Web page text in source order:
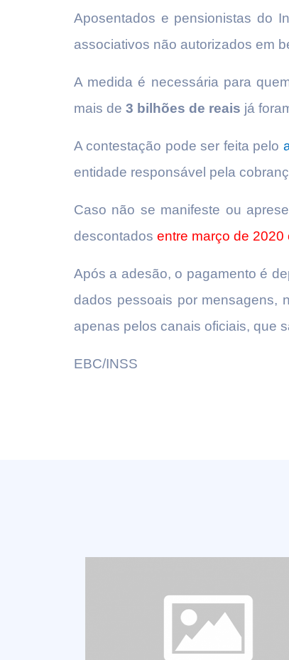
Aposentados e pensionistas do
associativos não autorizados em
A medida é necessária para
mais de 3 bilhões de reais já
A contestação pode ser feita pelo
entidade responsável pela
Caso não se manifeste ou
descontados entre março de 2020
Após a adesão, o pagamento é
dados pessoais por mensagens,
apenas pelos canais oficiais, que
EBC/INSS